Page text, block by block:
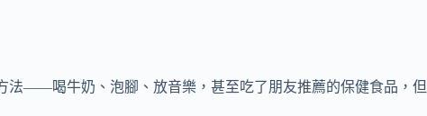
法——喝牛奶、泡腳、放音樂，甚至吃了朋友推薦的保健食品，但